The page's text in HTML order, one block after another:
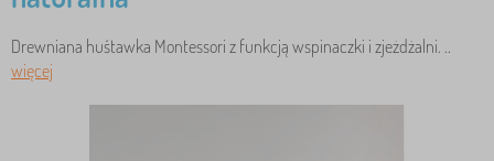
Drewniana huśtawka Montessori z funkcją wspinaczki i zjeżdżalni. ..
więcej